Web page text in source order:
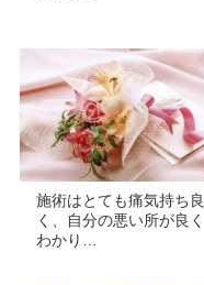
施術はとても痛気持ち良
く、自分の悪い所が良く
わかり…